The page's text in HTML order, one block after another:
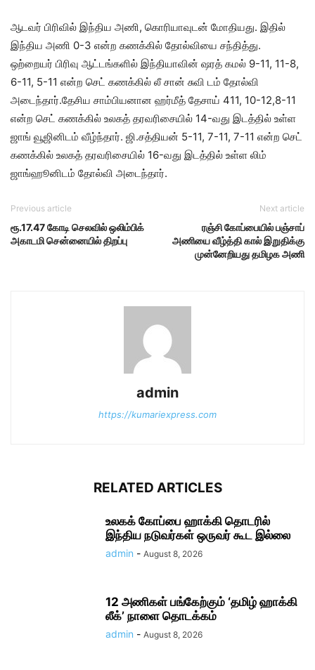
ஆடவர் பிரிவில் இந்திய அணி, கொரியாவுடன் மோதியது. இதில்
இந்திய அணி 0-3 என்ற கணக்கில் தோல்வியை சந்தித்து.
ஒற்றையர் பிரிவு ஆட்டங்களில் இந்தியாவின் ஷரத் கமல் 9-11, 11-8,
6-11, 5-11 என்ற செட் கணக்கில் லீ சான் சுவி டம் தோல்வி
அடைந்தார்.தேசிய சாம்பியனான ஹர்மீத் தேசாய் 411, 10-12,8-11
என்ற செட் கணக்கில் உலகத் தரவரிசையில் 14-வது இடத்தில் உள்ள
ஜாங் வூஜினிடம் வீழ்ந்தார். ஜி.சத்தியன் 5-11, 7-11, 7-11 என்ற செட்
கணக்கில் உலகத் தரவரிசையில் 16-வது இடத்தில் உள்ள லிம்
ஜாங்ஹூனிடம் தோல்வி அடைந்தார்.
Previous article
ரூ.17.47 கோடி செலவில் ஒலிம்பிக்
அகாடமி சென்னையில் திறப்பு
Next article
ரஞ்சி கோப்பையில் பஞ்சாப்
அணியை வீழ்த்தி கால் இறுதிக்கு
முன்னேறியது தமிழக அணி
admin
https://kumariexpress.com
RELATED ARTICLES
உலகக் கோப்பை ஹாக்கி தொடரில்
இந்திய நடுவர்கள் ஒருவர் கூட இல்லை
admin - August 8, 2026
12 அணிகள் பங்கேற்கும் ‘தமிழ் ஹாக்கி
லீக்’ நாளை தொடக்கம்
admin - August 8, 2026